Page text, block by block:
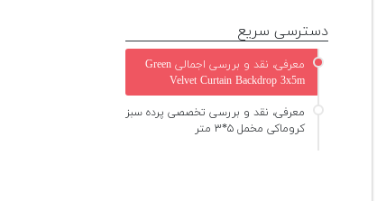
دسترسی سریع
معرفی، نقد و بررسی اجمالی Green
Velvet Curtain Backdrop 3x5m
معرفی، نقد و بررسی تخصصی پرده سبز
کروماکی مخمل ۵*۳ متر